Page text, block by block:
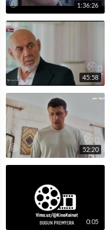
1:36:26
45:58
52:20
0:05